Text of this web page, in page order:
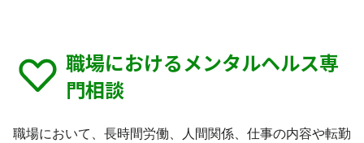
職場におけるメンタルヘルス専
門相談
職場において、長時間労働、人間関係、仕事の内容や転勤